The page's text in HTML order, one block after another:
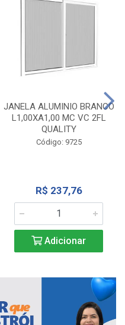
JANELA ALUMINIO BRANCO
L1,00XA1,00 MC VC 2FL
QUALITY
Código: 9725
R$ 237,76
Adicionar